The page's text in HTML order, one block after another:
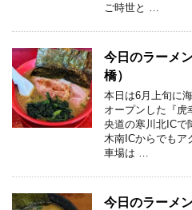
ご時世と …
今日のラーメ
橋）
本日は6月上旬に
オープンした『虎
央道の寒川北ICで
木南ICからでもア
車場は …
今日のラーメ